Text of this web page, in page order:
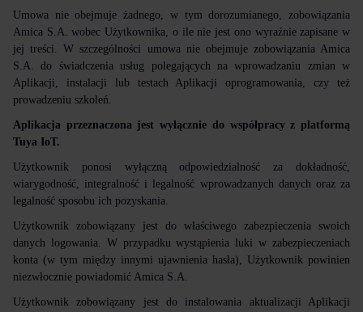
Umowa nie obejmuje żadnego, w tym dorozumianego, zobowiązania
Amica S.A. wobec Użytkownika, o ile nie jest ono wyraźnie zapisane w
jej treści. W szczególności umowa nie obejmuje zobowiązania Amica
S.A. do świadczenia usług polegających na wprowadzaniu zmian w
Aplikacji, instalacji lub testach Aplikacji oprogramowania, czy też
prowadzeniu szkoleń.
Aplikacja przeznaczona jest wyłącznie do współpracy z platformą
Tuya IoT.
Użytkownik ponosi wyłączną odpowiedzialność za dokładność,
wiarygodność, integralność i legalność wprowadzanych danych oraz za
legalność sposobu ich pozyskania.
Użytkownik zobowiązany jest do właściwego zabezpieczenia swoich
danych logowania. W przypadku wystąpienia luki w zabezpieczeniach
konta (w tym między innymi ujawnienia hasła), Użytkownik powinien
niezwłocznie powiadomić Amica S.A.
Użytkownik zobowiązany jest do instalowania aktualizacji Aplikacji